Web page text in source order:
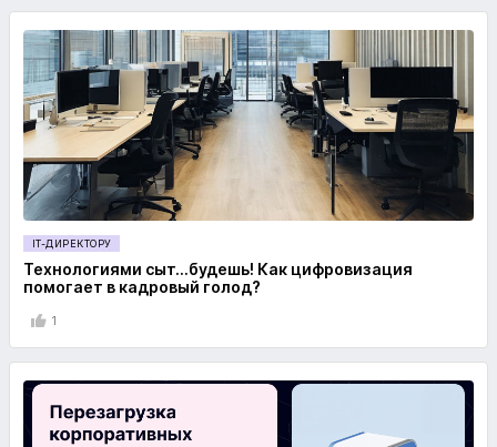
IT-ДИРЕКТОРУ
Технологиями сыт…будешь! Как цифровизация
помогает в кадровый голод?
1